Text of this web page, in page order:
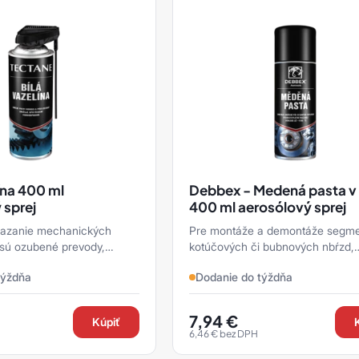
400 ml
sprej
mechanických
ozubené prevody,
Kúpiť
Debbex - Medená pasta
400 ml aerosólový sprej
Pre montáže a demontáže
kotúčových či bubnových nbŕzd,
zapaľovacích sviečok, svorníkov
Dodanie do týždňa
7,94€
6,46€ bez DPH